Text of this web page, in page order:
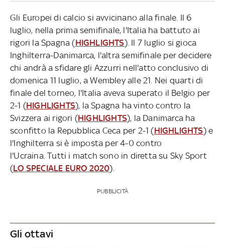
Gli Europei di calcio si avvicinano alla finale. Il 6
luglio, nella prima semifinale, l'Italia ha battuto ai
rigori la Spagna (HIGHLIGHTS). Il 7 luglio si gioca
Inghilterra-Danimarca, l'altra semifinale per decidere
chi andrà a sfidare gli Azzurri nell'atto conclusivo di
domenica 11 luglio, a Wembley alle 21. Nei quarti di
finale del torneo, l'Italia aveva superato il Belgio per
2-1 (HIGHLIGHTS), la Spagna ha vinto contro la
Svizzera ai rigori (HIGHLIGHTS), la Danimarca ha
sconfitto la Repubblica Ceca per 2-1 (HIGHLIGHTS) e
l'Inghilterra si è imposta per 4-0 contro
l'Ucraina. Tutti i match sono in diretta su Sky Sport
(LO SPECIALE EURO 2020).
PUBBLICITÀ
Gli ottavi